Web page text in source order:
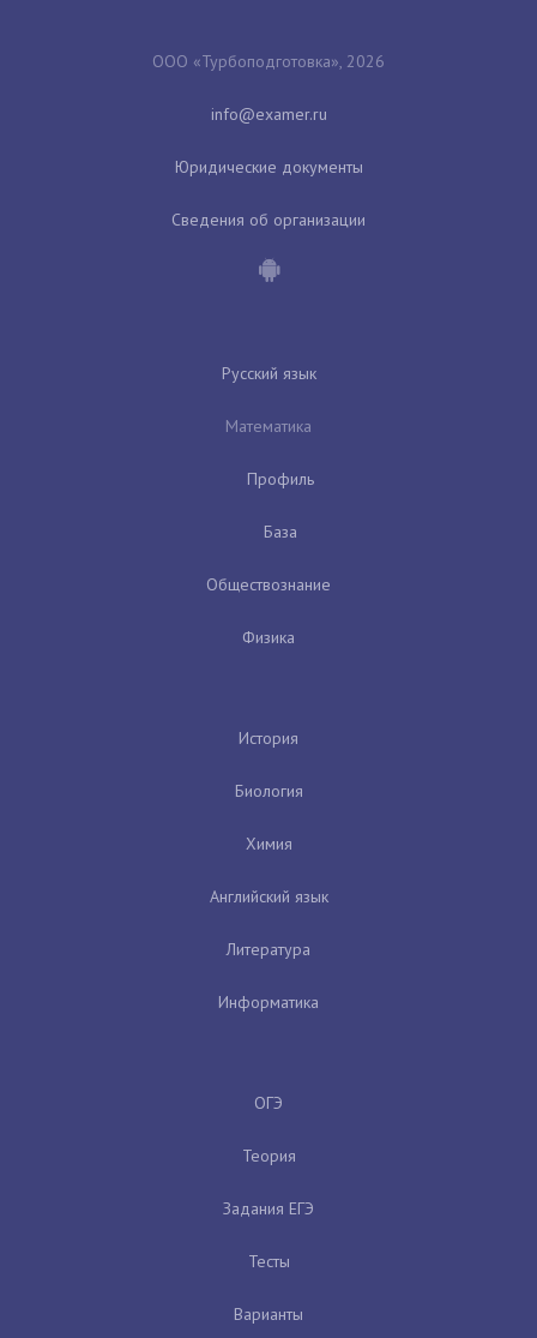
ООО «Турбоподготовка», 2026
Юридические документы
Сведения об организации
Русский язык
Математика
Профиль
База
Обществознание
Физика
История
Биология
Химия
Английский язык
Литература
Информатика
ОГЭ
Теория
Задания ЕГЭ
Тесты
Варианты